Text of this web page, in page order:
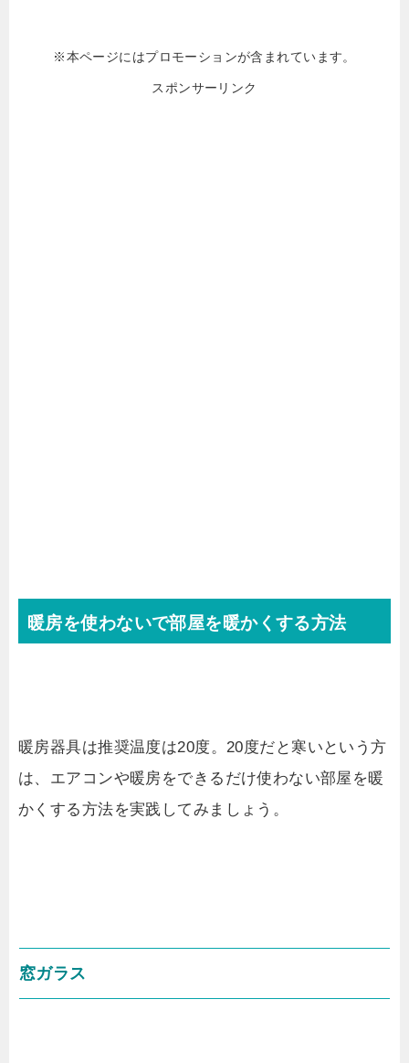
※本ページにはプロモーションが含まれています。
スポンサーリンク
暖房を使わないで部屋を暖かくする方法
暖房器具は推奨温度は20度。20度だと寒いという方
は、エアコンや暖房をできるだけ使わない部屋を暖
かくする方法を実践してみましょう。
窓ガラス